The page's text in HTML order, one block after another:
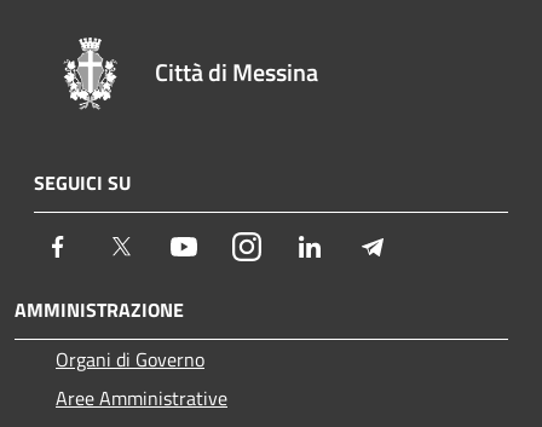
Città di Messina
SEGUICI SU
Facebook Twitter YoutubeInstagram LinkedIn
AMMINISTRAZIONE
Organi di Governo
Aree Amministrative